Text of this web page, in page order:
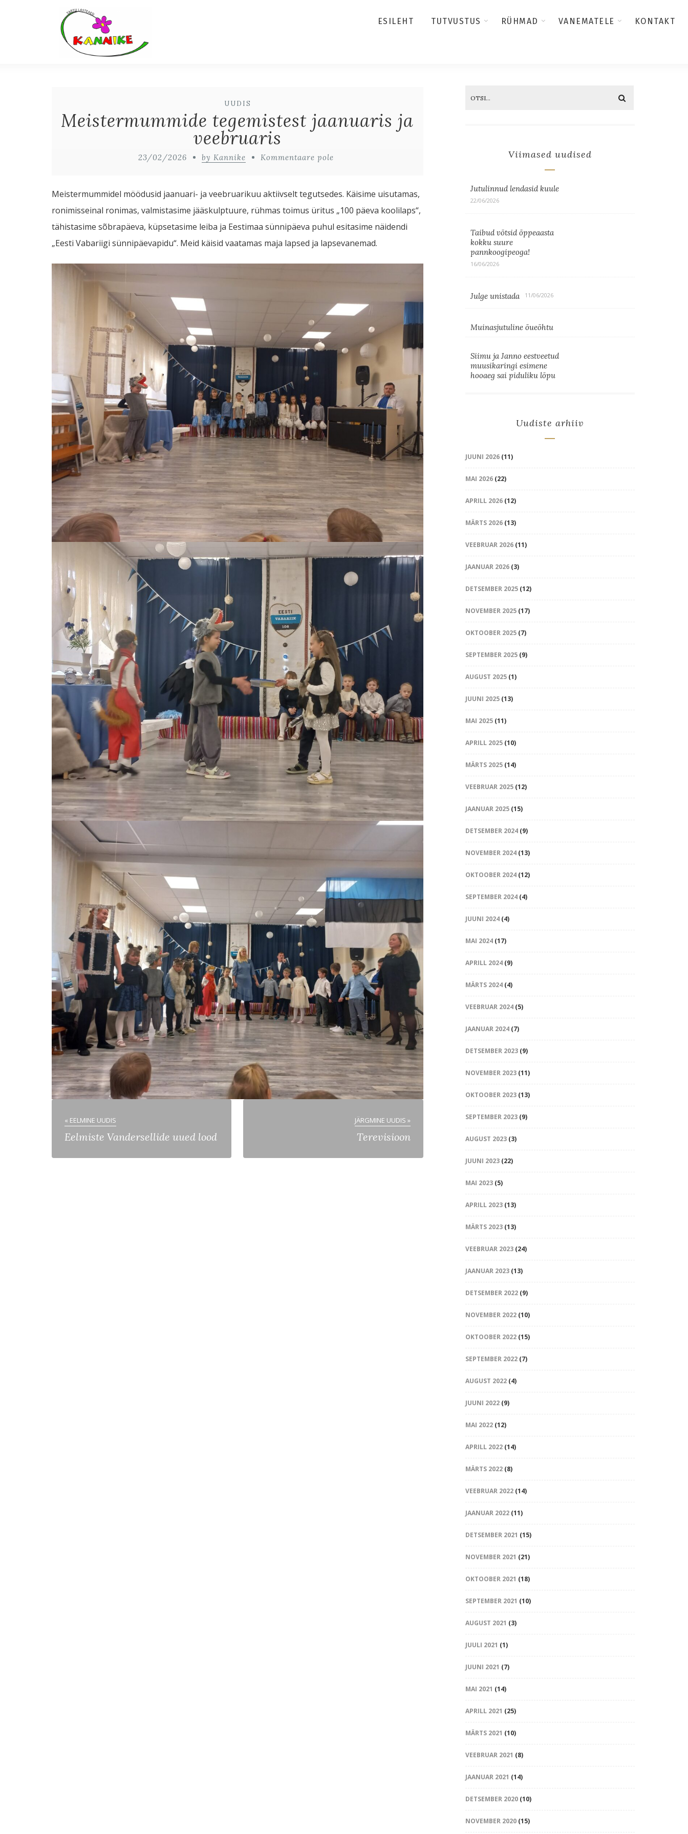
ESILEHT TUTVUSTUS RÜHMAD VANEMATELE KONTAKT
UUDIS
Meistermummide tegemistest jaanuaris ja
veebruaris
23/02/2026 by Kannike Kommentaare pole
Meistermummidel möödusid jaanuari- ja veebruarikuu aktiivselt tegutsedes. Käisime uisutamas,
ronimisseinal ronimas, valmistasime jääskulptuure, rühmas toimus üritus „100 päeva koolilaps“,
tähistasime sõbrapäeva, küpsetasime leiba ja Eestimaa sünnipäeva puhul esitasime näidendi
„Eesti Vabariigi sünnipäevapidu“. Meid käisid vaatamas maja lapsed ja lapsevanemad.
« EELMINE UUDIS
Eelmiste Vandersellide uued lood
JÄRGMINE UUDIS »
Terevisioon
Viimased uudised
Jutulinnud lendasid kuule
22/06/2026
Taibud võtsid õppeaasta
kokku suure
pannkoogipeoga!
16/06/2026
Julge unistada 11/06/2026
Muinasjutuline õueõhtu
Siimu ja Janno eestveetud
muusikaringi esimene
hooaeg sai piduliku lõpu
Uudiste arhiiv
JUUNI 2026(11)
MAI 2026(22)
APRILL 2026(12)
MÄRTS 2026(13)
VEEBRUAR 2026(11)
JAANUAR 2026(3)
DETSEMBER 2025(12)
NOVEMBER 2025(17)
OKTOOBER 2025(7)
SEPTEMBER 2025(9)
AUGUST 2025(1)
JUUNI 2025(13)
MAI 2025(11)
APRILL 2025(10)
MÄRTS 2025(14)
VEEBRUAR 2025(12)
JAANUAR 2025(15)
DETSEMBER 2024(9)
NOVEMBER 2024(13)
OKTOOBER 2024(12)
SEPTEMBER 2024(4)
JUUNI 2024(4)
MAI 2024(17)
APRILL 2024(9)
MÄRTS 2024(4)
VEEBRUAR 2024(5)
JAANUAR 2024(7)
DETSEMBER 2023(9)
NOVEMBER 2023(11)
OKTOOBER 2023(13)
SEPTEMBER 2023(9)
AUGUST 2023(3)
JUUNI 2023(22)
MAI 2023(5)
APRILL 2023(13)
MÄRTS 2023(13)
VEEBRUAR 2023(24)
JAANUAR 2023(13)
DETSEMBER 2022(9)
NOVEMBER 2022(10)
OKTOOBER 2022(15)
SEPTEMBER 2022(7)
AUGUST 2022(4)
JUUNI 2022(9)
MAI 2022(12)
APRILL 2022(14)
MÄRTS 2022(8)
VEEBRUAR 2022(14)
JAANUAR 2022(11)
DETSEMBER 2021 (15)
NOVEMBER 2021 (21)
OKTOOBER 2021 (18)
SEPTEMBER 2021 (10)
AUGUST 2021 (3)
JUULI 2021 (1)
JUUNI 2021 (7)
MAI 2021 (14)
APRILL 2021 (25)
MÄRTS 2021 (10)
VEEBRUAR 2021 (8)
JAANUAR 2021 (14)
DETSEMBER 2020(10)
NOVEMBER 2020(15)